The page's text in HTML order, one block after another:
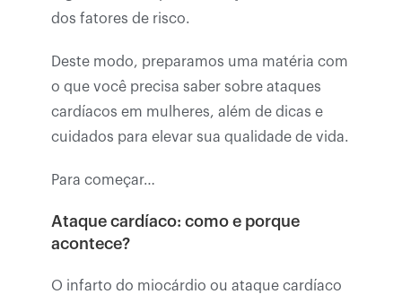
dos fatores de risco.
Deste modo, preparamos uma matéria com
o que você precisa saber sobre ataques
cardíacos em mulheres, além de dicas e
cuidados para elevar sua qualidade de vida.
Para começar…
Ataque cardíaco: como e porque
acontece?
O infarto do miocárdio ou ataque cardíaco